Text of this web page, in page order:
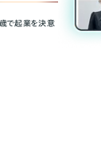
で起業を決意